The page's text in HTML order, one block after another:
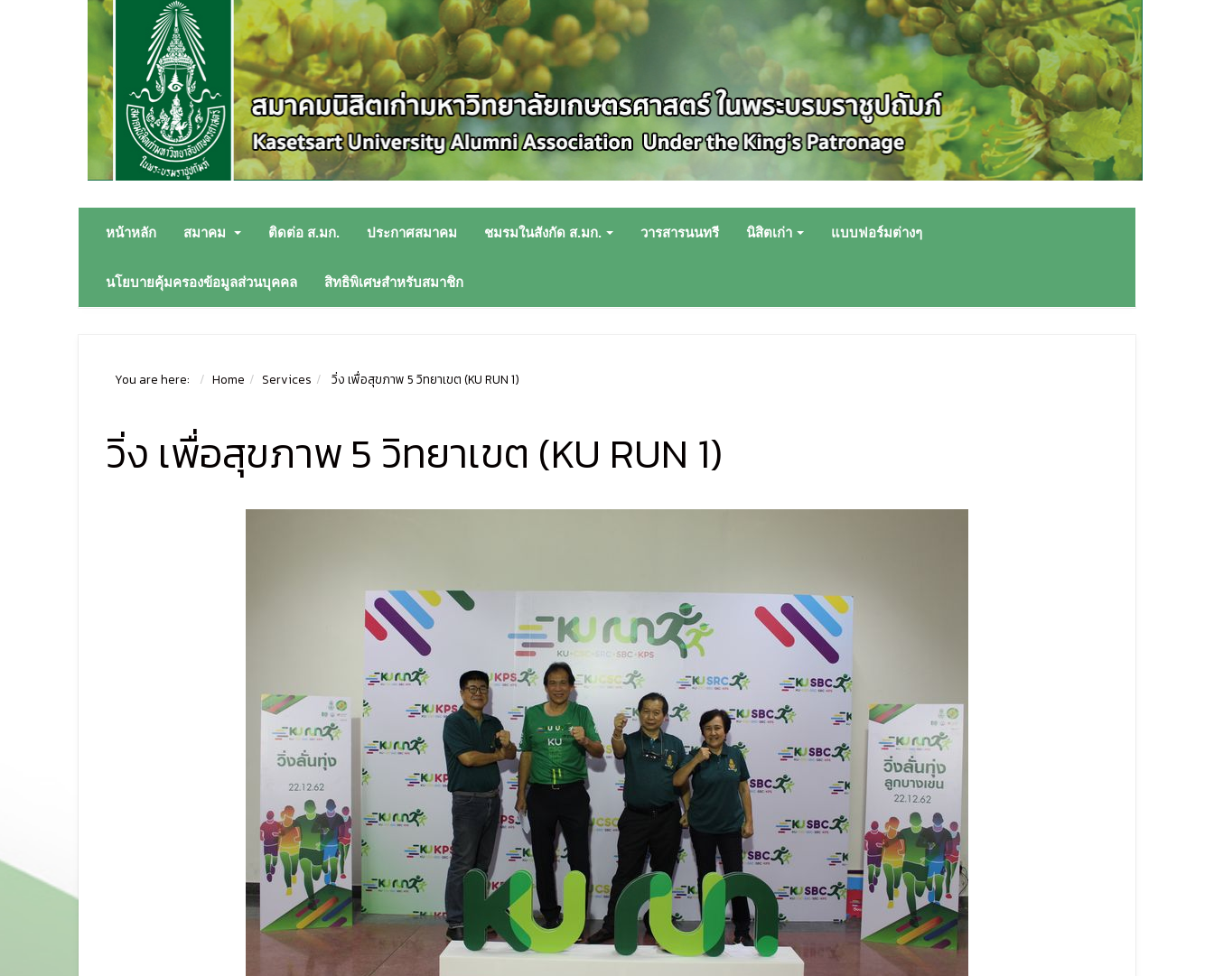
หน้าหลัก สมาคม ติดต่อ ส.มก. ประกาศสมาคม ชมรมในสังกัด ส.มก. วารสารนนทรี นิสิตเก่า แบบฟอร์มต่างๆ
นโยบายคุ้มครองข้อมูลส่วนบุคคล สิทธิพิเศษสำหรับสมาชิก
You are here: Home Services วิ่ง เพื่อสุขภาพ 5 วิทยาเขต (KU RUN 1)
วิ่ง เพื่อสุขภาพ 5 วิทยาเขต (KU RUN 1)